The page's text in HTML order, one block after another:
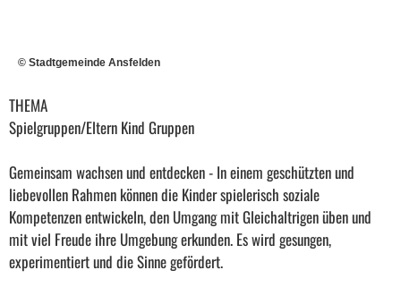
© Stadtgemeinde Ansfelden
THEMA
Spielgruppen/Eltern Kind Gruppen
Gemeinsam wachsen und entdecken - In einem geschützten und
liebevollen Rahmen können die Kinder spielerisch soziale
Kompetenzen entwickeln, den Umgang mit Gleichaltrigen üben und
mit viel Freude ihre Umgebung erkunden. Es wird gesungen,
experimentiert und die Sinne gefördert.